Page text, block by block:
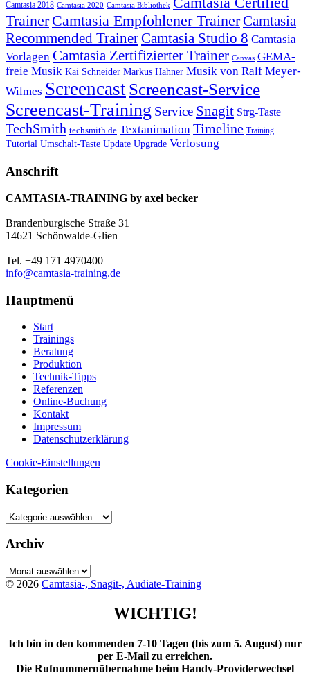
Camtasia 2018 Camtasia 2020 Camtasia Bibliothek
Trainer Camtasia Empfohlener TrainerCamtasia
Recommended TrainerCamtasia Studio 8 Camtasia
Vorlagen Camtasia Zertifizierter Trainer Canvas GEMA-
freie Musik Kai Schneider Markus Hahner Musik von Ralf Meyer-
Wilmes ScreencastScreencast-Service
Screencast-Training Service Snagit Strg-Taste
TechSmith techsmith.de Textanimation Timeline Training
Tutorial Umschalt-Taste Update Upgrade Verlosung
Anschrift
CAMTASIA-TRAINING by axel becker
Brandenburgische Straße 31
14621 Schönwalde-Glien
Tel. +49 171 4970400
info@camtasia-training.de
Hauptmenü
Start
Trainings
Beratung
Produktion
Technik-Tipps
Referenzen
Online-Buchung
Kontakt
Impressum
Datenschutzerklärung
Cookie-Einstellungen
Kategorien
Kategorien
Archiv
Archiv
© 2026 Camtasia-, Snagit-, Audiate-Training
WICHTIG!
Ich bin in den kommenden 7-10 Tagen (bis zum 5. August) nur
per E-Mail zu erreichen.
Die Rufnummernübernahme beim Handy-Providerwechsel